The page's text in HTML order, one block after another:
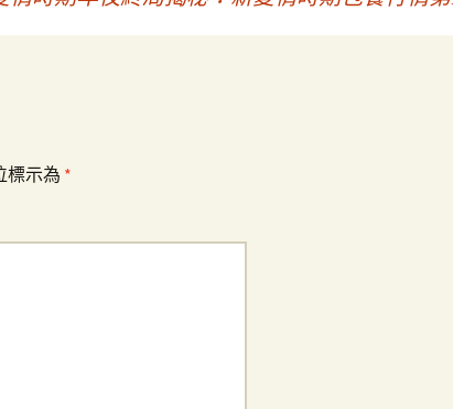
標示為 *